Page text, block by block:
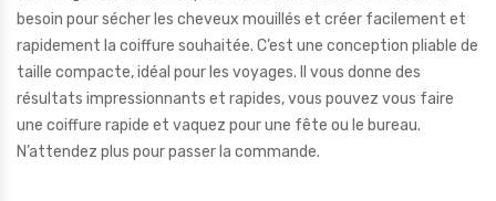
besoin pour sécher les cheveux mouillés et créer facilement et
rapidement la coiffure souhaitée. C’est une conception pliable de
taille compacte, idéal pour les voyages. Il vous donne des
résultats impressionnants et rapides, vous pouvez vous faire
une coiffure rapide et vaquez pour une fête ou le bureau.
N’attendez plus pour passer la commande.